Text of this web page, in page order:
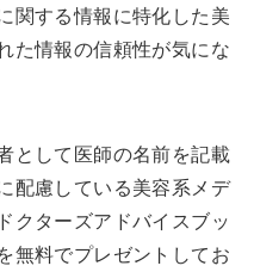
関する情報に特化した美
た情報の信頼性が気にな
として医師の名前を記載
配慮している美容系メデ
クターズアドバイスブッ
無料でプレゼントしてお